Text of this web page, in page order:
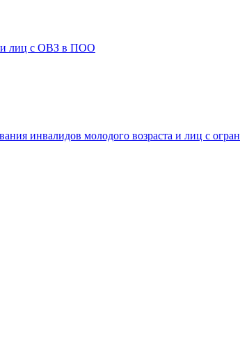
и лиц с ОВЗ в ПОО
инвалидов молодого возраста и лиц с